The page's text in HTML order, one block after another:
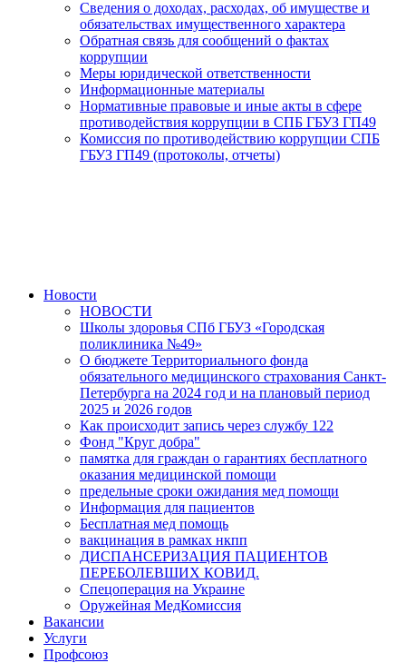
Сведения о доходах, расходах, об имуществе и
обязательствах имущественного характера
Обратная связь для сообщений о фактах
коррупции
Меры юридической ответственности
Информационные материалы
Нормативные правовые и иные акты в сфере
противодействия коррупции в СПБ ГБУЗ ГП49
Комиссия по противодействию коррупции СПБ
ГБУЗ ГП49 (протоколы, отчеты)
Новости
НОВОСТИ
Школы здоровья СПб ГБУЗ «Городская
поликлиника №49»
О бюджете Территориального фонда
обязательного медицинского страхования Санкт-
Петербурга на 2024 год и на плановый период
2025 и 2026 годов
Как происходит запись через службу 122
Фонд "Круг добра"
памятка для граждан о гарантиях бесплатного
оказания медицинской помощи
предельные сроки ожидания мед помощи
Информация для пациентов
Бесплатная мед помощь
вакцинация в рамках нкпп
ДИСПАНСЕРИЗАЦИЯ ПАЦИЕНТОВ
ПЕРЕБОЛЕВШИХ КОВИД.
Спецоперация на Украине
Оружейная МедКомиссия
Вакансии
Услуги
Профсоюз